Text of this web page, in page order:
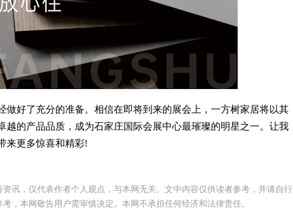
好了充分的准备。相信在即将到来的展会上，一方树家居将以其
越的产品品质，成为石家庄国际会展中心最璀璨的明星之一。让我
来更多惊喜和精彩!
讯，仅代表作者个人观点，与本网无关。文中内容仅供读者参考，并请自行
，本网敬告用户需审慎决定。本网不承担任何经济和法律责任。